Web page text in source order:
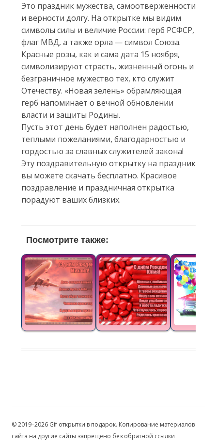
Это праздник мужества, самоотверженности
и верности долгу. На открытке мы видим
символы силы и величие России: герб РСФСР,
флаг МВД, а также орла — символ Союза.
Красные розы, как и сама дата 15 ноября,
символизируют страсть, жизненный огонь и
безграничное мужество тех, кто служит
Отечеству. «Новая зелень» обрамляющая
герб напоминает о вечной обновлении
власти и защиты Родины.
Пусть этот день будет наполнен радостью,
теплыми пожеланиями, благодарностью и
гордостью за славных служителей закона!
Эту поздравительную открытку на праздник
вы можете скачать бесплатно. Красивое
поздравление и праздничная открытка
порадуют ваших близких.
Посмотрите также:
© 2019–2026 Gif открытки в подарок. Копирование материалов
сайта на другие сайты запрещено без обратной ссылки